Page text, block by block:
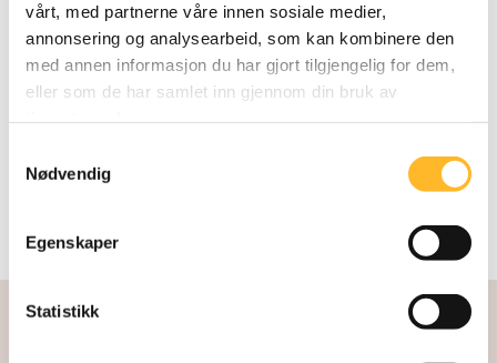
vårt, med partnerne våre innen sosiale medier,
annonsering og analysearbeid, som kan kombinere den
med annen informasjon du har gjort tilgjengelig for dem,
eller som de har samlet inn gjennom din bruk av
Nødvendig
Egenskaper
Statistikk